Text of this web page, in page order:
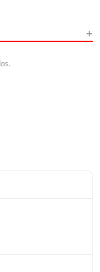
+